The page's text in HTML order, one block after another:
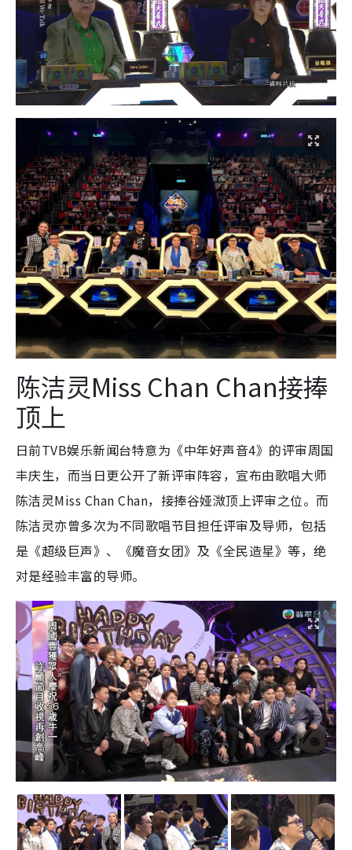
陈洁灵Miss Chan Chan接捧
顶上
日前TVB娱乐新闻台特意为《中年好声音4》的评审周国
丰庆生，而当日更公开了新评审阵容，宣布由歌唱大师
陈洁灵Miss Chan Chan，接捧谷娅溦顶上评审之位。而
陈洁灵亦曾多次为不同歌唱节目担任评审及导师，包括
是《超级巨声》、《魔音女团》及《全民造星》等，绝
对是经验丰富的导师。